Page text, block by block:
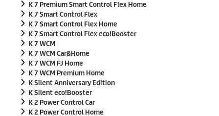
K 7 Premium Smart Control Flex Home
K 7 Smart Control Flex
K 7 Smart Control Flex Home
K 7 Smart Control Flexeco!Booster
K 7 WCM
K 7 WCM Car&Home
K 7 WCM FJ Home
K 7 WCM Premium Home
K Silent Anniversary Edition
K Silenteco!Booster
K 2 Power Control Car
K 2 Power Control Home